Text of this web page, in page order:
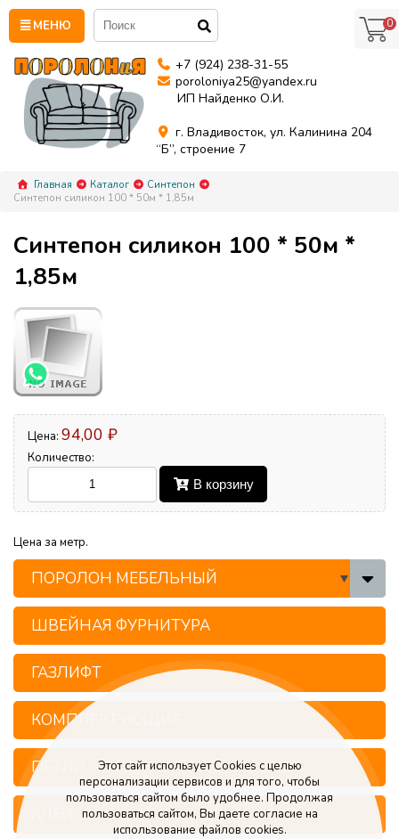
Этот сайт использует Cookies с целью
персонализации сервисов и для того, чтобы
пользоваться сайтом было удобнее. Продолжая
пользоваться сайтом, Вы даете согласие на
использование файлов cookies.
МЕНЮ
+7 (924) 238-31-55
poroloniya25@yandex.ru
ИП Найденко О.И.
г. Владивосток, ул. Калинина 204
“Б”, строение 7
0
Главная Каталог
Синтепон
Синтепон силикон 100 * 50м * 1,85м
Синтепон силикон 100 * 50м *
1,85м
Цена: 94,00 ₽
Количество:
В корзину
Цена за метр.
ПОРОЛОН МЕБЕЛЬНЫЙ
ШВЕЙНАЯ ФУРНИТУРА
ГАЗЛИФТ
КОМПЛЕКТУЮЩИЕ
ПЕТЛИ